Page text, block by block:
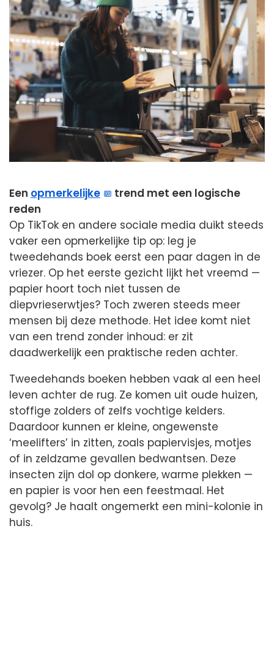
Een opmerkelijke
trend met een logische
reden
Op TikTok en andere sociale media duikt steeds
vaker een opmerkelijke tip op: leg je
tweedehands boek eerst een paar dagen in de
vriezer. Op het eerste gezicht lijkt het vreemd —
papier hoort toch niet tussen de
diepvrieserwtjes? Toch zweren steeds meer
mensen bij deze methode. Het idee komt niet
van een trend zonder inhoud: er zit
daadwerkelijk een praktische reden achter.
Tweedehands boeken hebben vaak al een heel
leven achter de rug. Ze komen uit oude huizen,
stoffige zolders of zelfs vochtige kelders.
Daardoor kunnen er kleine, ongewenste
‘meelifters’ in zitten, zoals papiervisjes, motjes
of in zeldzame gevallen bedwantsen. Deze
insecten zijn dol op donkere, warme plekken —
en papier is voor hen een feestmaal. Het
gevolg? Je haalt ongemerkt een mini-kolonie in
huis.